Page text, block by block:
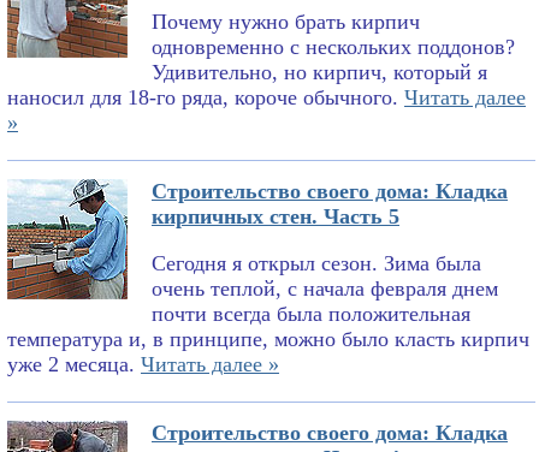
Почему нужно брать кирпич
одновременно с нескольких поддонов?
Удивительно, но кирпич, который я
наносил для 18-го ряда, короче обычного. Читать далее
»
Строительство своего дома: Кладка
кирпичных стен. Часть 5
Сегодня я открыл сезон. Зима была
очень теплой, с начала февраля днем
почти всегда была положительная
температура и, в принципе, можно было класть кирпич
уже 2 месяца. Читать далее »
Строительство своего дома: Кладка